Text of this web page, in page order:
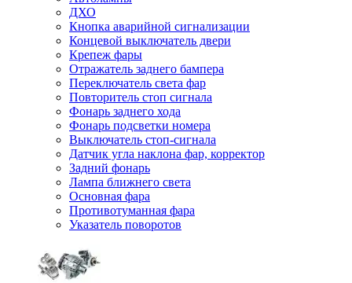
ДХО
Кнопка аварийной сигнализации
Концевой выключатель двери
Крепеж фары
Отражатель заднего бампера
Переключатель света фар
Повторитель стоп сигнала
Фонарь заднего хода
Фонарь подсветки номера
Выключатель стоп-сигнала
Датчик угла наклона фар, корректор
Задний фонарь
Лампа ближнего света
Основная фара
Противотуманная фара
Указатель поворотов